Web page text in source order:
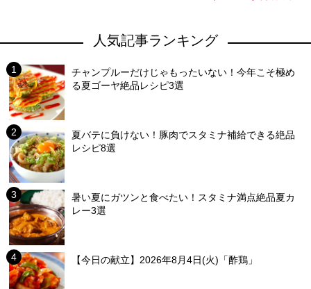
人気記事ランキング
チャンプルーだけじゃもったいない！今年こそ極め
る夏ゴーヤ絶品レシピ3選
夏バテに負けない！豚肉でスタミナ補給できる絶品
レシピ8選
暑い夏にガツンと食べたい！スタミナ満点絶品夏カ
レー3選
【今日の献立】2026年8月4日(火)「酢鶏」